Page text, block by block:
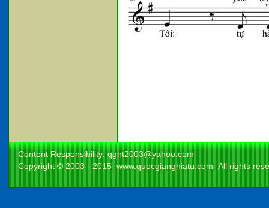
Content Responsibility: qgnt2003@yahoo.com
Copyright © 2003 - 2015 www.quocgianghiatu.com All rights